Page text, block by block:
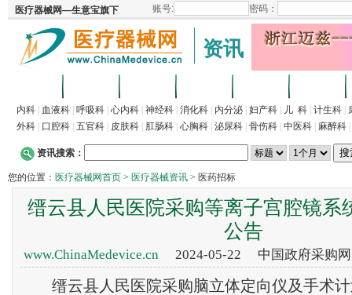
资讯
内科 血液科 呼吸科 心内科 神经科 消化科 内分泌 妇产科 儿 科 计生科
外科
口腔科 五官科 皮肤科 肛肠科 心胸科 泌尿科 骨伤科 中医科 麻醉科
资讯搜索：
您的位置： 医疗器械网首页 > 医疗器械资讯 > 医药招标
缙云县人民医院采购等离子宫腔镜系
公告
www.ChinaMedevice.cn2024-05-22 中国政府采购
缙云县人民医院采购脑立体定向仪及手术计